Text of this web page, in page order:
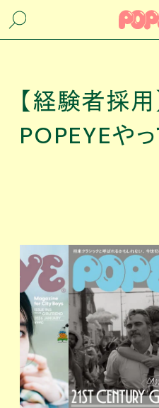
【経験者採用
POPEYEや